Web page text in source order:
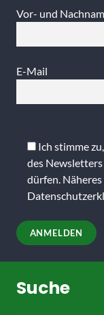
Vor- und
E-Mail
lasse
dieses
Feld
leer.
Ich stimme
des
dürfen.
Suche